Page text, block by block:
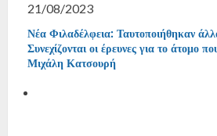
21/08/2023
Νέα Φιλαδέλφεια: Ταυτοποιήθηκαν
Συνεχίζονται οι έρευνες για το άτομο
Μιχάλη Κατσουρή